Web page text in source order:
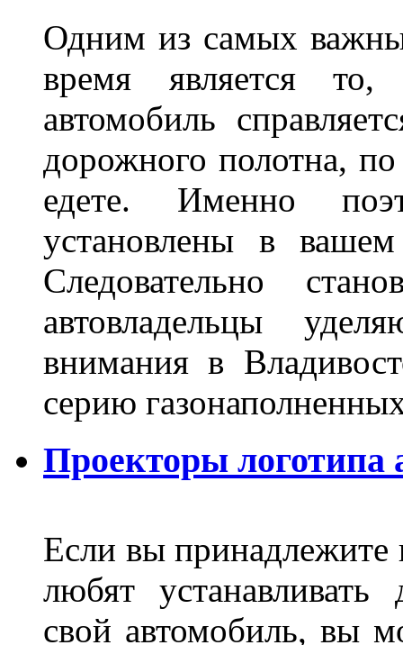
Одним из самых
время является то,
автомобиль
дорожного полотна,
едете. Именно
установлены в
Следовательно
автовладельцы
внимания в
серию
Проекторы логотипа
Если вы принадлежите
любят устанавливать
свой автомобиль, вы